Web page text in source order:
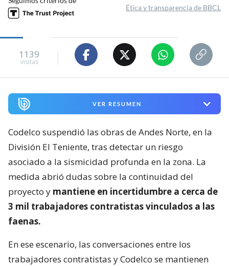
Ética y transparencia de BBCL
1139
visitas
VER RESUMEN
Codelco suspendió las obras de Andes Norte, en la
División El Teniente, tras detectar un riesgo
asociado a la sismicidad profunda en la zona. La
medida abrió dudas sobre la continuidad del
proyecto y mantiene en incertidumbre a cerca de
3 mil trabajadores contratistas vinculados a las
faenas.
En ese escenario, las conversaciones entre los
trabajadores contratistas y Codelco se mantienen